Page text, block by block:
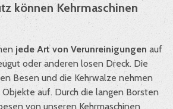
können Kehrmaschinen
jede Art von Verunreinigungen auf
oder anderen losen Dreck. Die
Besen und die Kehrwalze nehmen
auf. Durch die langen Borsten
von unseren Kehrmaschinen